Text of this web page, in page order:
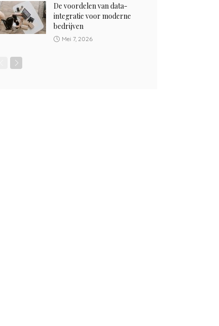
De voordelen van data-
integratie voor moderne
bedrijven
Mei 7, 2026